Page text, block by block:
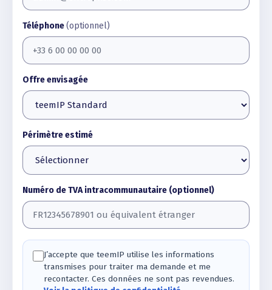
Téléphone(optionnel)
Offre envisagée
Périmètre estimé
Numéro de TVA intracommunautaire (optionnel)
J’accepte que teemIP utilise les informations
transmises pour traiter ma demande et me
recontacter. Ces données ne sont pas revendues.